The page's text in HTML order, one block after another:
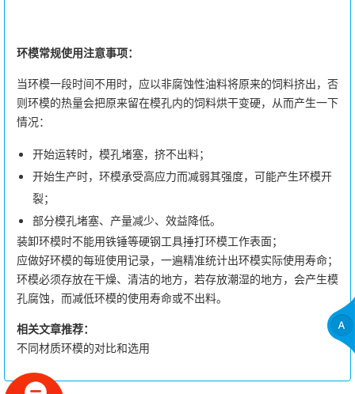
环模常规使用注意事项：
当环模一段时间不用时，应以非腐蚀性油料将原来的饲料挤出，否
则环模的热量会把原来留在模孔内的饲料烘干变硬，从而产生一下
情况：
开始运转时，模孔堵塞，挤不出料；
开始生产时，环模承受高应力而减弱其强度，可能产生环模开
裂；
部分模孔堵塞、产量减少、效益降低。
装卸环模时不能用铁锤等硬钢工具捶打环模工作表面；
应做好环模的每班使用记录，一遍精准统计出环模实际使用寿命；
环模必须存放在干燥、清洁的地方，若存放潮湿的地方，会产生模
孔腐蚀，而减低环模的使用寿命或不出料。
相关文章推荐：
不同材质环模的对比和选用